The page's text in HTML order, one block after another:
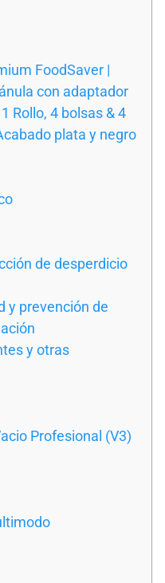
FoodSaver |
con adaptador
Rollo, 4 bolsas & 4
plata y negro
de desperdicio
y prevención de
y otras
Profesional (V3)